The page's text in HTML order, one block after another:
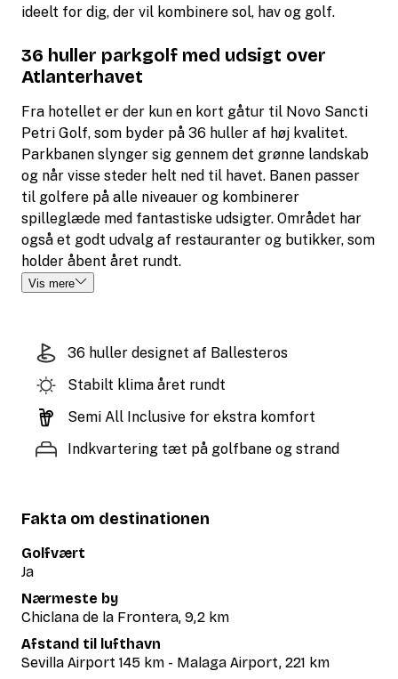
ideelt for dig, der vil kombinere sol, hav og golf.
36 huller parkgolf med udsigt over
Atlanterhavet
Fra hotellet er der kun en kort gåtur til Novo Sancti
Petri Golf, som byder på 36 huller af høj kvalitet.
Parkbanen slynger sig gennem det grønne landskab
og når visse steder helt ned til havet. Banen passer
til golfere på alle niveauer og kombinerer
spilleglæde med fantastiske udsigter. Området har
også et godt udvalg af restauranter og butikker, som
holder åbent året rundt.
Vis mere
36 huller designet af Ballesteros
Stabilt klima året rundt
Semi All Inclusive for ekstra komfort
Indkvartering tæt på golfbane og strand
Fakta om destinationen
Golfvært
Ja
Nærmeste by
Chiclana de la Frontera, 9,2 km
Afstand til lufthavn
Sevilla Airport 145 km - Malaga Airport, 221 km